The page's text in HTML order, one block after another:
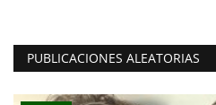
PUBLICACIONES ALEATORIAS